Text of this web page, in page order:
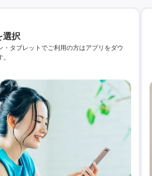
選択
・タブレットでご利用の方はアプリをダウ